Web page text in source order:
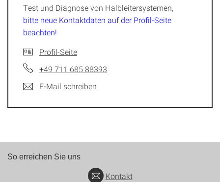
Test und Diagnose von Halbleitersystemen,
bitte neue Kontaktdaten auf der Profil-Seite
beachten!
Profil-Seite
+49 711 685 88393
E-Mail schreiben
So erreichen Sie uns
Kontakt